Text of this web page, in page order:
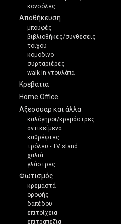
κονσόλες
Αποθήκευση
μπουφές
βιβλιοθήκες/συνθέσεις
τοίχου
κομοδίνο
συρταριέρες
walk-in ντουλάπα
Κρεβάτια
Home Office
Αξεσουάρ και άλλα
καλόγηροι/κρεμάστρες
αντικείμενα
καθρέφτες
τρόλευ - TV stand
χαλιά
γλάστρες
Φωτισμός
κρεμαστά
οροφής
δαπέδου
επιτοίχεια
επιτραπέζια